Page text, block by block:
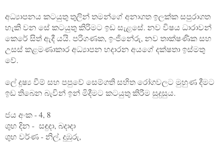
අධ්‍යාපනය කටයුතු තුලින් තමන්ගේ අනාගත ඉලක්ක සපුරාගත
හැකි වන සේ කටයුතු කිරිමට ඉඩ සැළසේ. නව විෂය ධාරාවන්
කෙරේ සිත් ඇදී යයි. පරිගණක, ඉංජිනේරු, නව තාක්ෂණික සහ
උසස් කළමණාකාර අධ්‍යාපන හදාරන අයගේ දක්ෂතා ඉස්මතු
වේ.
ලේ දූෂ්‍ය වීම් සහ පපුවේ සෙම්ගති සහිත ‍රෝගවලට මුහුණ දීමට
ඉඩ තිබෙන බැවින් ඉන් මිදීමට කටයුතු කිරීම සුදුසුය.
ජය අංක - 4, 8
ශුභ දින - සඳුදා, බදාදා
ශුභ වර්ණ - නිල්, දුඹුරු,